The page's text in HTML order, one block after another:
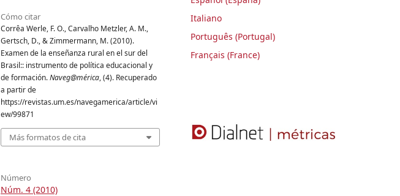
Cómo citar
Corrêa Werle, F. O., Carvalho Metzler, A. M.,
Gertsch, D., & Zimmermann, M. (2010).
Examen de la enseñanza rural en el sur del
Brasil:: instrumento de política educacional y
de formación.Naveg@mérica, (4). Recuperado
a partir de
https://revistas.um.es/navegamerica/article/vi
ew/99871
Más formatos de cita
Número
Núm. 4 (2010)
Italiano
Português (Portugal)
Français (France)